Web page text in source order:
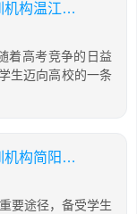
四川单招培训机构温江，四川单招培训机构温江有哪些
着高考竞争的日益
生迈向高校的一条
四川单招培训机构简阳，四川单招培训机构简阳地址
要途径，备受学生